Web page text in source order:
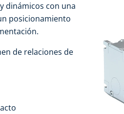
dinámicos con una
posicionamiento
de relaciones de